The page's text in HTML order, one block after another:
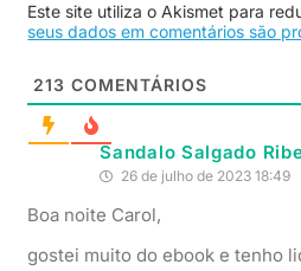
Este site utiliza o Akismet para
seus dados em comentários são
213 COMENTÁRIOS
Sandalo Salgado
26 de julho de 2023 18:49
Boa noite Carol,
gostei muito do ebook e tenho